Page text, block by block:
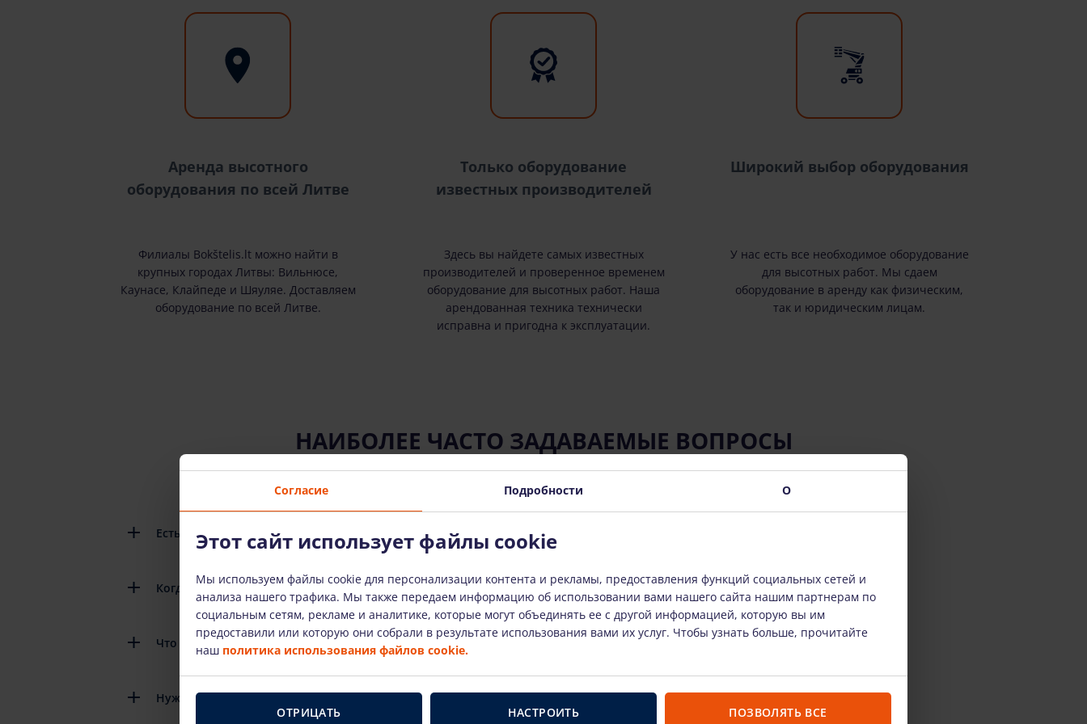
Аренда высотного
оборудования по всей Литве
Филиалы Bokštelis.lt можно найти в
крупных городах Литвы: Вильнюсе,
Каунасе, Клайпеде и Шяуляе. Доставляем
оборудование по всей Литве.
Только оборудование
известных производителей
Здесь вы найдете самых известных
производителей и проверенное временем
оборудование для высотных работ. Наша
арендованная техника технически
исправна и пригодна к эксплуатации.
Широкий выбор оборудования
У нас есть все необходимое оборудование
для высотных работ. Мы сдаем
оборудование в аренду как физическим,
так и юридическим лицам.
НАИБОЛЕЕ ЧАСТО ЗАДАВАЕМЫЕ ВОПРОСЫ
Есть ли подробные инструкции по использованию арендованного оборудования?
Когда мне нужно вернуть арендованное оборудование?
Что произойдет, если арендованное оборудование сломается?
Нужно ли платить за топливо, которое вы используете?
Согласие Подробности О
Этот сайт использует файлы cookie
Мы используем файлы cookie для персонализации контента и рекламы, предоставления функций социальных сетей и
анализа нашего трафика. Мы также передаем информацию об использовании вами нашего сайта нашим партнерам по
социальным сетям, рекламе и аналитике, которые могут объединять ее с другой информацией, которую вы им
предоставили или которую они собрали в результате использования вами их услуг. Чтобы узнать больше, прочитайте
наш политика использования файлов cookie.
ОТРИЦАТЬ НАСТРОИТЬ ПОЗВОЛЯТЬ ВСЕ